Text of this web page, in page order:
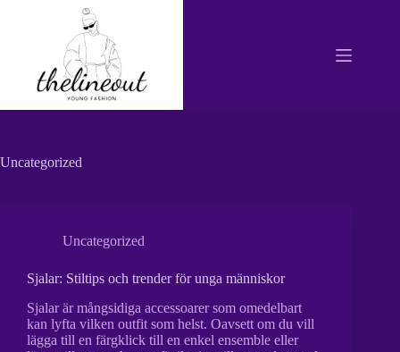
Uncategorized
Uncategorized
Sjalar: Stiltips och trender för unga människor
Sjalar är mångsidiga accessoarer som omedelbart
kan lyfta vilken outfit som helst. Oavsett om du vill
lägga till en färgklick till en enkel ensemble eller